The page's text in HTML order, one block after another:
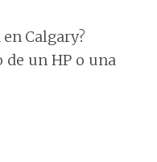
Calgary?
un HP o una